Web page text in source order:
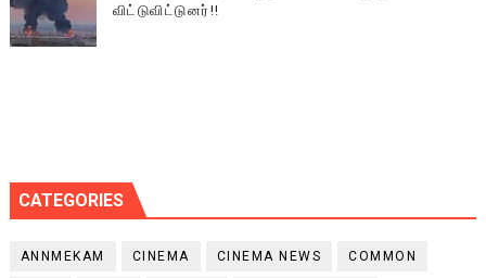
விட்டுவிட்டுனர்!!
CATEGORIES
ANNMEKAM CINEMA CINEMA NEWS COMMON